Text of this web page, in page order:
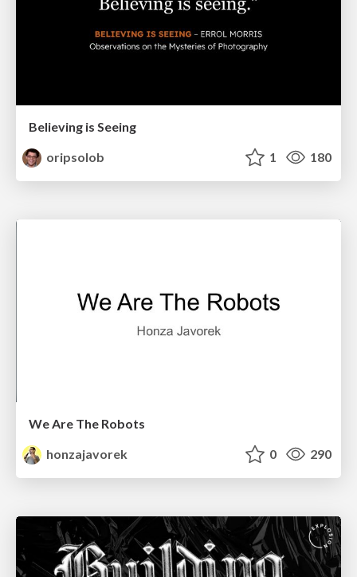
Believing is Seeing
oripsolob
1 180
We Are The Robots
honzajavorek
0 290